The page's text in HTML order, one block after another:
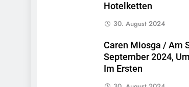
Hotelketten
30. August 2024
Caren Miosga / Am
September 2024,
Im Ersten